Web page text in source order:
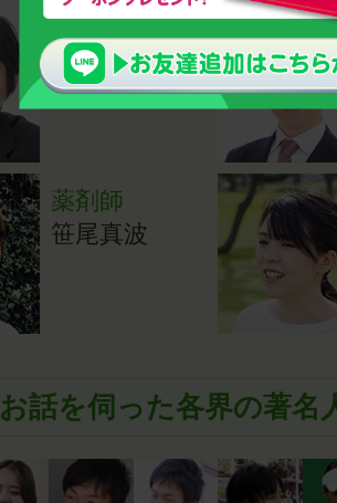
ラー・講師
鈴木雅幸
薬剤師
笹尾真波
お話を伺った各界の著名